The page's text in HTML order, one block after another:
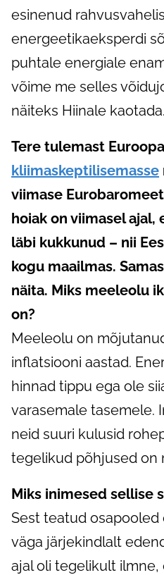
esinenud
energeetikaeksperdi
puhtale energiale
võime me selles
näiteks Hiinale kaotada.
Tere tulemast
kliimaskeptilisemasse
viimase
hoiak on viimasel
läbi kukkunud – nii
kogu maailmas.
näita. Miks meeleolu
on?
Meeleolu on
inflatsiooni aastad.
hinnad tippu ega ole
varasemale tasemele.
neid suuri kulusid
tegelikud põhjused on
Miks inimesed sellise
Sest teatud osapooled
väga järjekindlalt
ajal oli tegelikult